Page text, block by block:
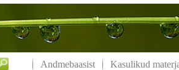
Andmebaasist Kasulikud